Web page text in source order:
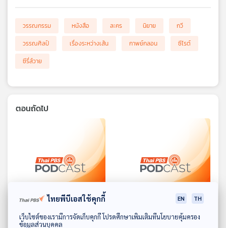
ดาวน์โหลด Thai PBS Podcast Application
วรรณกรรม หนังสือ ละคร นิยาย
กวี
วรรณศิลป์
เรื่องระหว่างเส้น กาพย์กลอน
ซีไรต์
ซีรี่ส์วาย
ตอนถัดไป
26:07
EP. 4: วารีดุริยางค์ พุทธ
26:07
EP. 5: วันทองไม่ตาย
ไทยพีบีเอสใช้คุกกี้ EN TH
เว็บไซต์ของเรามีการจัดเก็บคุกกี้ โปรดศึกษาเพิ่มเติมที่นโยบายคุ้มครอง
ข้อมูลส่วนบุคคล